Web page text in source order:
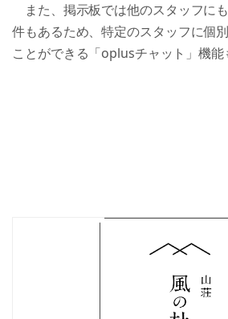
また、掲示板では他のスタッフに
件もあるため、特定のスタッフに個
ことができる「oplusチャット」機能